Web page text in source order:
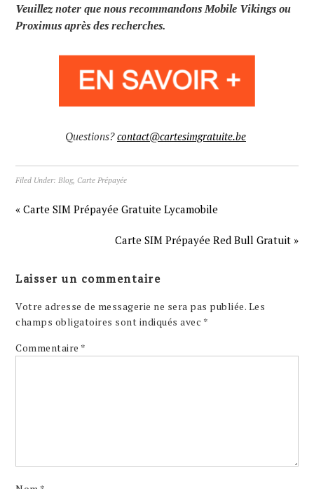
Veuillez noter que nous recommandons Mobile Vikings ou
Proximus après des recherches.
Questions?contact@cartesimgratuite.be
Filed Under:Blog,Carte Prépayée
« Carte SIM Prépayée Gratuite Lycamobile
Carte SIM Prépayée Red Bull Gratuit »
Laisser un commentaire
Votre adresse de messagerie ne sera pas publiée. Les
champs obligatoires sont indiqués avec *
Commentaire *